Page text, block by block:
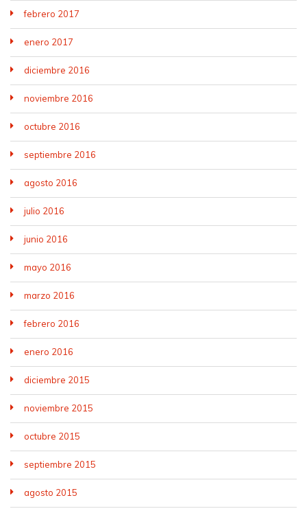
febrero 2017
enero 2017
diciembre 2016
noviembre 2016
octubre 2016
septiembre 2016
agosto 2016
julio 2016
junio 2016
mayo 2016
marzo 2016
febrero 2016
enero 2016
diciembre 2015
noviembre 2015
octubre 2015
septiembre 2015
agosto 2015